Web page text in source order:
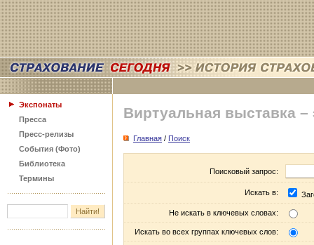
Экспонаты
Пресса
Пресс-релизы
События (Фото)
Библиотека
Термины
Виртуальная выставка –
Главная / Поиск
Поисковый запрос:
Искать в:
Не искать в ключевых словах:
Искать во всех группах ключевых слов: